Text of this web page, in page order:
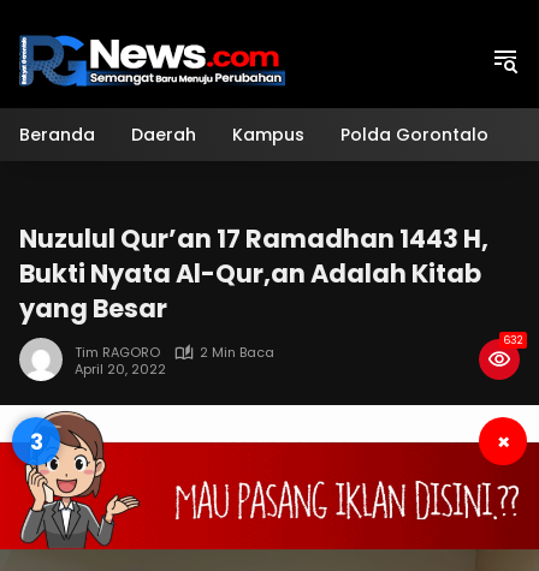
konten
Beranda Daerah Kampus Polda Gorontalo
Nuzulul Qur’an 17 Ramadhan 1443 H,
Bukti Nyata Al-Qur,an Adalah Kitab
yang Besar
Tim RAGORO
2 Min Baca
April 20, 2022
632
2 ×